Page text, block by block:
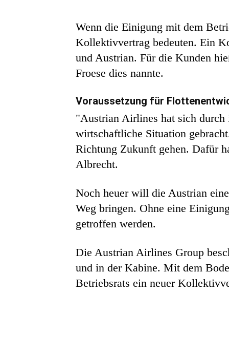
Wenn die Einigung mit dem
Kollektivvertrag bedeuten. Ein
und Austrian. Für die Kunden
Froese dies nannte.
Voraussetzung für
"Austrian Airlines hat sich durch
wirtschaftliche Situation
Richtung Zukunft gehen. Dafür
Albrecht.
Noch heuer will die Austrian
Weg bringen. Ohne eine
getroffen werden.
Die Austrian Airlines Group
und in der Kabine. Mit dem
Betriebsrats ein neuer